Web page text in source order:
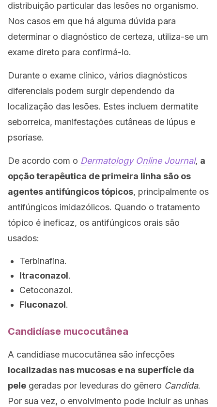
distribuição particular das lesões no organismo.
Nos casos em que há alguma dúvida para
determinar o diagnóstico de certeza, utiliza-se um
exame direto para confirmá-lo.
Durante o exame clínico, vários diagnósticos
diferenciais podem surgir dependendo da
localização das lesões. Estes incluem dermatite
seborreica, manifestações cutâneas de lúpus e
psoríase.
De acordo com o Dermatology Online Journal, a
opção terapêutica de primeira linha são os
agentes antifúngicos tópicos, principalmente os
antifúngicos imidazólicos. Quando o tratamento
tópico é ineficaz, os antifúngicos orais são
usados:
Terbinafina.
Itraconazol.
Cetoconazol.
Fluconazol.
Candidíase mucocutânea
A candidíase mucocutânea são infecções
localizadas nas mucosas e na superfície da
pele geradas por leveduras do gênero Candida.
Por sua vez, o envolvimento pode incluir as unhas